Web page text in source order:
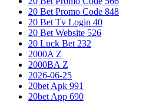
20 Bet Promo Code 848
20 Bet Tv Login 40
20 Bet Website 526
20 Luck Bet 232
2000A Z
2000BA Z
2026-06-25
20bet Apk 991
20bet App 690